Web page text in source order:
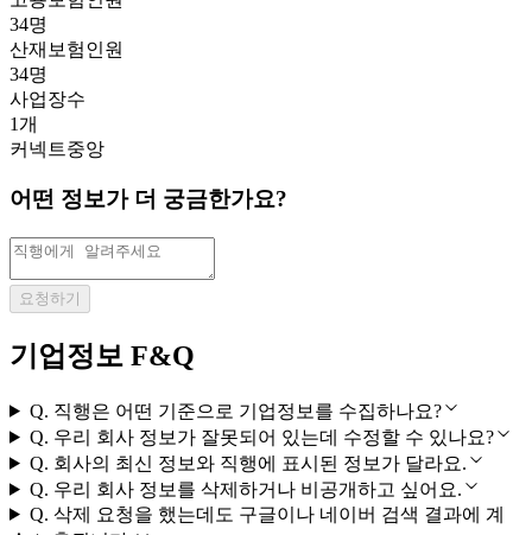
34명
산재보험인원
34명
사업장수
1개
커넥트중앙
어떤 정보가 더 궁금한가요?
요청하기
기업정보 F&Q
Q. 직행은 어떤 기준으로 기업정보를 수집하나요?
Q. 우리 회사 정보가 잘못되어 있는데 수정할 수 있나요?
Q. 회사의 최신 정보와 직행에 표시된 정보가 달라요.
Q. 우리 회사 정보를 삭제하거나 비공개하고 싶어요.
Q. 삭제 요청을 했는데도 구글이나 네이버 검색 결과에 계